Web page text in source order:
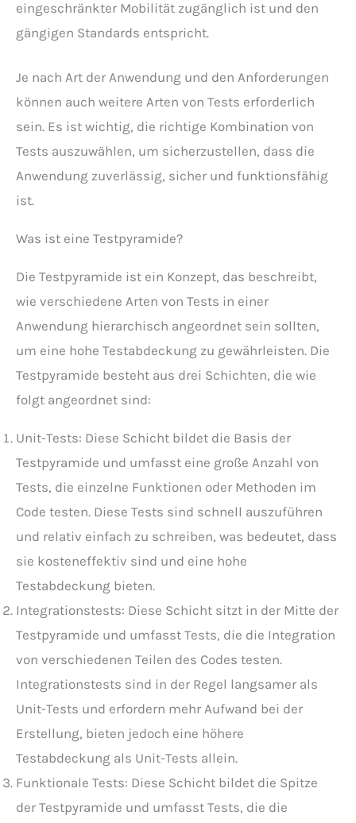
eingeschränkter Mobilität zugänglich ist und den
gängigen Standards entspricht.
Je nach Art der Anwendung und den Anforderungen
können auch weitere Arten von Tests erforderlich
sein. Es ist wichtig, die richtige Kombination von
Tests auszuwählen, um sicherzustellen, dass die
Anwendung zuverlässig, sicher und funktionsfähig
ist.
Was ist eine Testpyramide?
Die Testpyramide ist ein Konzept, das beschreibt,
wie verschiedene Arten von Tests in einer
Anwendung hierarchisch angeordnet sein sollten,
um eine hohe Testabdeckung zu gewährleisten. Die
Testpyramide besteht aus drei Schichten, die wie
folgt angeordnet sind:
Unit-Tests: Diese Schicht bildet die Basis der
Testpyramide und umfasst eine große Anzahl von
Tests, die einzelne Funktionen oder Methoden im
Code testen. Diese Tests sind schnell auszuführen
und relativ einfach zu schreiben, was bedeutet, dass
sie kosteneffektiv sind und eine hohe
Testabdeckung bieten.
Integrationstests: Diese Schicht sitzt in der Mitte der
Testpyramide und umfasst Tests, die die Integration
von verschiedenen Teilen des Codes testen.
Integrationstests sind in der Regel langsamer als
Unit-Tests und erfordern mehr Aufwand bei der
Erstellung, bieten jedoch eine höhere
Testabdeckung als Unit-Tests allein.
Funktionale Tests: Diese Schicht bildet die Spitze
der Testpyramide und umfasst Tests, die die